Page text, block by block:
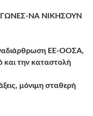
ΝΑ ΝΙΚΗΣΟΥΝ
ΕΕ-ΟΟΣΑ,
και την καταστολή
μόνιμη σταθερή